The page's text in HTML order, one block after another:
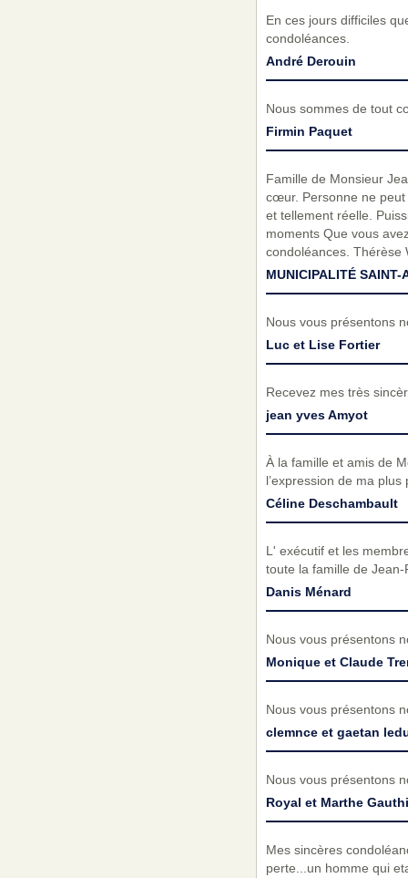
En ces jours difficiles
condoléances.
André Derouin
Nous sommes de tout
Firmin Paquet
Famille de Monsieur
cœur. Personne ne peut
et tellement réelle.
moments Que vous
condoléances. Thérèse
MUNICIPALITÉ SAINT-
Nous vous présentons
Luc et Lise Fortier
Recevez mes très
jean yves Amyot
À la famille et amis de
l’expression de ma
Céline Deschambault
L' exécutif et les
toute la famille de
Danis Ménard
Nous vous présentons
Monique et Claude
Nous vous présentons
clemnce et gaetan
Nous vous présentons
Royal et Marthe
Mes sincères
perte...un homme qui